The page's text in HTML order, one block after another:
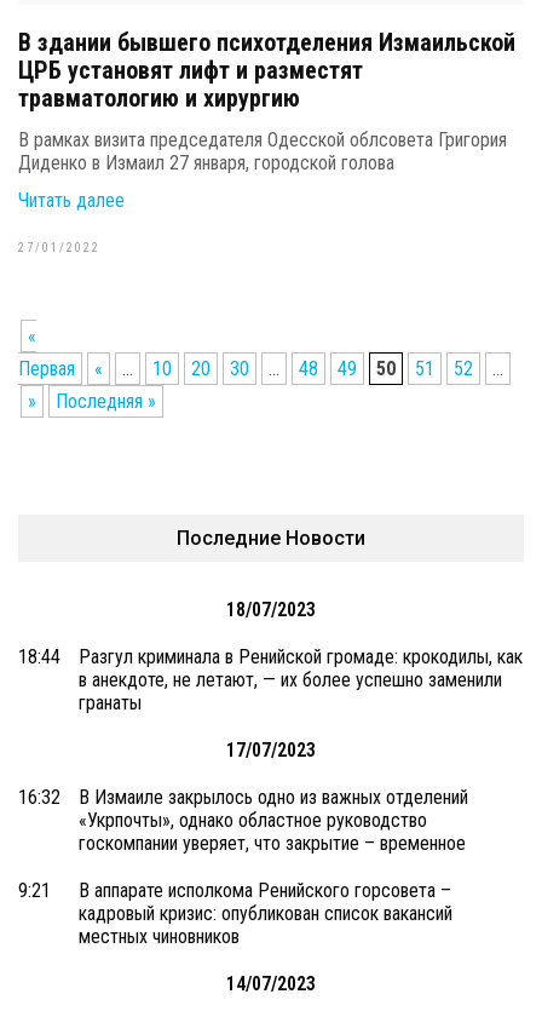
В здании бывшего психотделения Измаильской
ЦРБ установят лифт и разместят
травматологию и хирургию
В рамках визита председателя Одесской облсовета Григория
Диденко в Измаил 27 января, городской голова
Читать далее
27/01/2022
«
Первая
« ... 10 20 30 ... 48 49 50 51 52
...
»
Последняя »
Последние Новости
18/07/2023
18:44
Разгул криминала в Ренийской громаде: крокодилы, как
в анекдоте, не летают, — их более успешно заменили
гранаты
17/07/2023
16:32
В Измаиле закрылось одно из важных отделений
«Укрпочты», однако областное руководство
госкомпании уверяет, что закрытие – временное
9:21
В аппарате исполкома Ренийского горсовета –
кадровый кризис: опубликован список вакансий
местных чиновников
14/07/2023